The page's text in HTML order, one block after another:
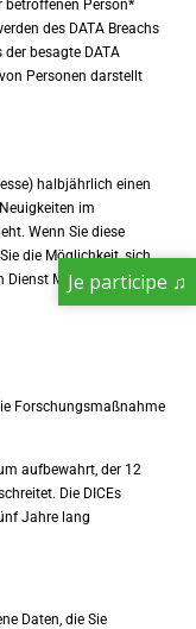
betroffenen Person*
des DATA Breachs
besagte DATA
Personen darstellt
halbjährlich einen
im
Wenn Sie diese
die Möglichkeit, sich
Dienst MailerLite, um
Forschungsmaßnahme
aufbewahrt, der 12
Die DICEs
Jahre lang
Daten, die Sie
Je participe ♫